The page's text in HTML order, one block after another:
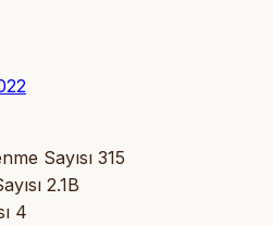
Sayısı 315
2.1B
4